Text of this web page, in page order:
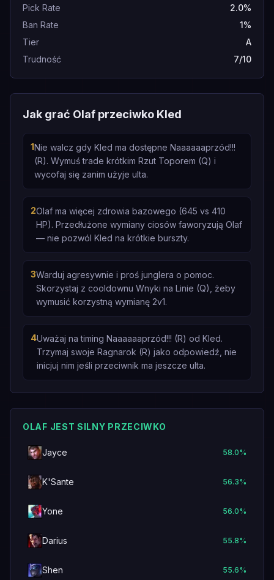
Pick Rate
2.0%
Ban Rate
1%
Tier
A
Trudność
7/10
Jak grać Olaf przeciwko Kled
1Nie walcz gdy Kled ma dostępne Naaaaaaprzód!!!
(R). Wymuś trade krótkim Rzut Toporem (Q) i
wycofaj się zanim użyje ulta.
2Olaf ma więcej zdrowia bazowego (645 vs 410
HP). Przedłużone wymiany ciosów faworyzują Olaf
— nie pozwól Kled na krótkie burszty.
3Warduj agresywnie i proś junglera o pomoc.
Skorzystaj z cooldownu Wnyki na Linie (Q), żeby
wymusić korzystną wymianę 2v1.
4Uważaj na timing Naaaaaaprzód!!! (R) od Kled.
Trzymaj swoje Ragnarok (R) jako odpowiedź, nie
inicjuj nim jeśli przeciwnik ma jeszcze ulta.
OLAF JEST SILNY PRZECIWKO
Jayce 58.0%
K'Sante 56.3%
Yone 56.0%
Darius 55.8%
Shen 55.6%